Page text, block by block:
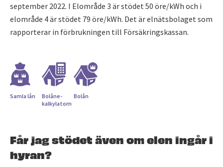
september 2022. I Elområde 3 är stödet 50 öre/kWh och i
elområde 4 är stödet 79 öre/kWh. Det är elnätsbolaget som
rapporterar in förbrukningen till Försäkringskassan.
Samla lån
Bolåne­
kalkylatorn
Bolån
Får jag stödet även om elen ingår i
hyran?